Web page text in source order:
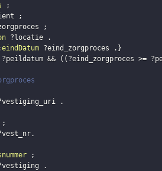
;
;
;
?locatie
.
eindDatum ?eind_zorgproces . }
?peildatum && ( ( ?eind_zorgproces >=
.
;
.
;
.